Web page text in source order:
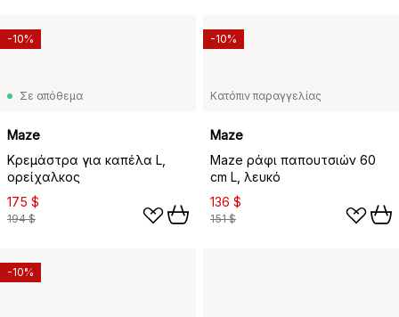
Σε απόθεμα
Maze
Κρεμάστρα για καπέλα L,
ορείχαλκος
175 $
194 $
-10%
Κατόπιν παραγγελίας
Maze
Maze ράφι παπουτσιών 60
cm L, λευκό
136 $
151 $
-10%
-10%